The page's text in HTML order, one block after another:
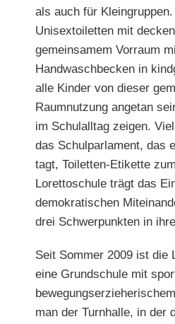
als auch für
Unisextoiletten mit
gemeinsamem Vorraum
Handwaschbecken in
alle Kinder von dieser
Raumnutzung angetan
im Schulalltag zeigen.
das Schulparlament, das
tagt, Toiletten-Etikette
Lorettoschule trägt das
demokratischen
drei Schwerpunkten in
Seit Sommer 2009 ist die
eine Grundschule mit
man der Turnhalle, in der